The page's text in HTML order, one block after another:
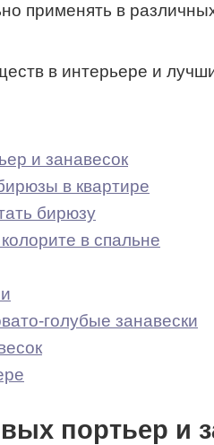
применять в
и занавесок
в квартире
бирюзу
в спальне
голубые занавески
портьер и